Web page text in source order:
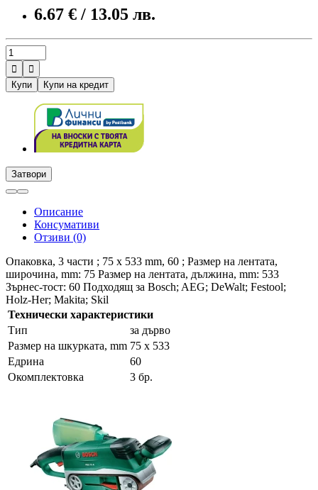
6.67 € / 13.05 лв.


Купи
Купи на кредит
Затвори
Описание
Консумативи
Отзиви (0)
Опаковка, 3 части ; 75 x 533 mm, 60 ; Размер на лентата,
широчина, mm: 75 Размер на лентата, дължина, mm: 533
Зърнес-тост: 60 Подходящ за Bosch; AEG; DeWalt; Festool;
Holz-Her; Makita; Skil
Технически характеристики
Тип
за дърво
Размер на шкурката, mm 75 x 533
Едрина
60
Окомплектовка
3 бр.